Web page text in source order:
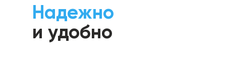
Надежно
и удобно